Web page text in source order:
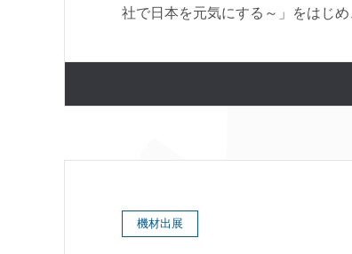
社で日本を元気にする～」をはじ
機材出展